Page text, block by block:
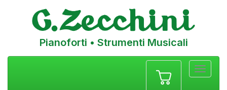
Pianoforti • Strumenti Musicali